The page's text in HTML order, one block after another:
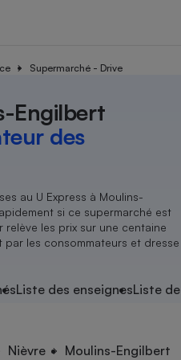
Supermarché - Drive
Engilbert
des
au U Express à Moulins-
si ce supermarché est
relève les prix sur une centaine
les consommateurs et dresse
Liste des enseignesListe
Nièvre Moulins-Engilbert
Agriculture
Produit alimentaire
Achat - Vente - Location
Carburant
Magasin - Grande surface
Marketing - Fidélisation
Organismes de défense
Système judiciaire
Air
Eau
Achat - Vente - Travaux
Location
Sport
Vacances - Tourisme
électrique
Démarche administrative
Senior
Service marchand
Train
Transport aérien
locale
Ensemble